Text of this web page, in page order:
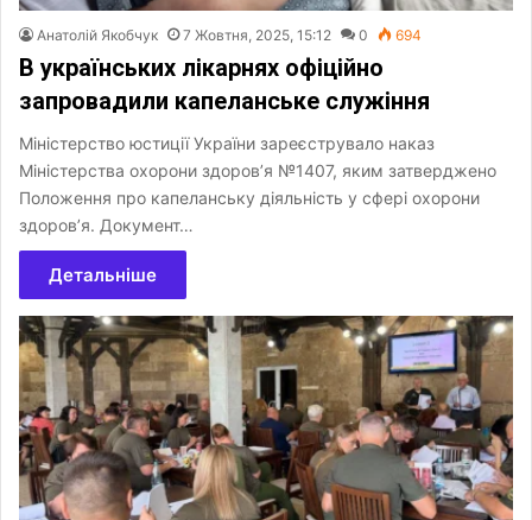
Анатолій Якобчук 7 Жовтня, 2025, 15:12 0 694
В українських лікарнях офіційно
запровадили капеланське служіння
Міністерство юстиції України зареєструвало наказ
Міністерства охорони здоров’я №1407, яким затверджено
Положення про капеланську діяльність у сфері охорони
здоров’я. Документ…
Детальніше